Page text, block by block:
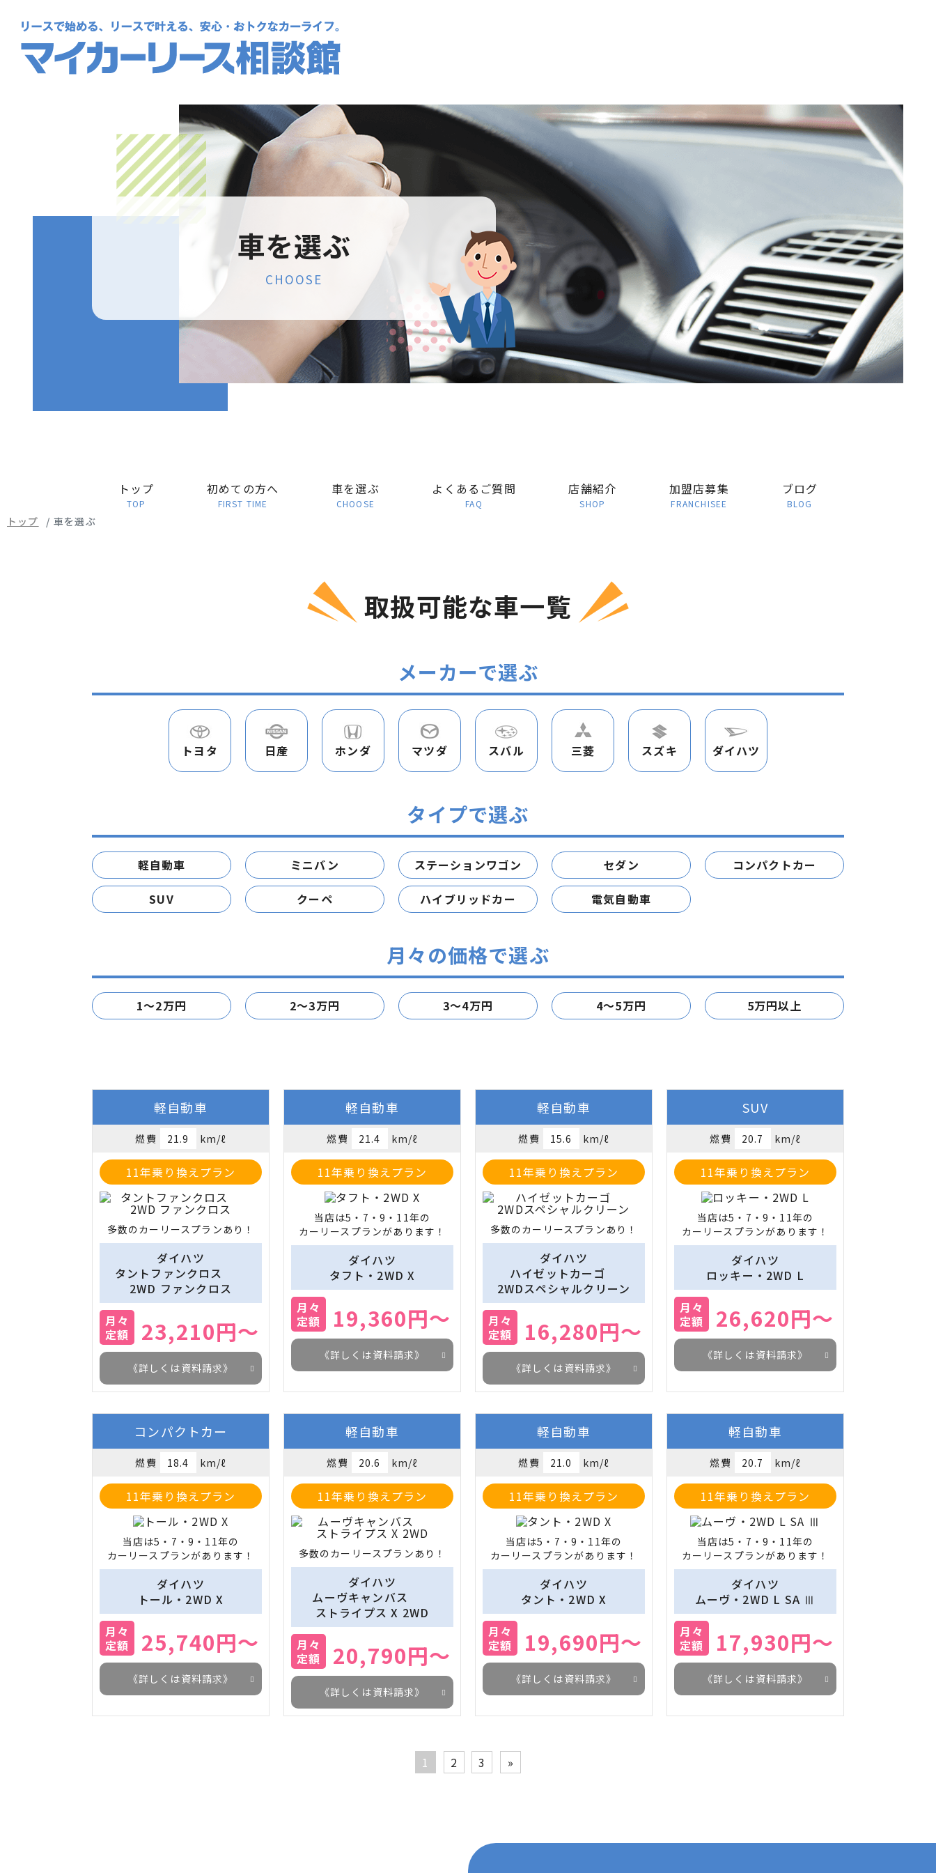
車を選ぶ
CHOOSE
トップ
TOP
初めての方へ
FIRST TIME
車を選ぶ
CHOOSE
よくあるご質問
FAQ
店舗紹介
SHOP
加盟店募集
FRANCHISEE
ブログ
BLOG
トップ 車を選ぶ
取扱可能な車一覧
メーカーで選ぶ
トヨタ 日産 ホンダ マツダ スバル 三菱 スズキ ダイハツ
タイプで選ぶ
軽自動車 ミニバン ステーションワゴン セダン コンパクトカー
SUV クーペ ハイブリッドカー 電気自動車
月々の価格で選ぶ
1～2万円 2～3万円 3～4万円 4～5万円 5万円以上
軽自動車
燃費 21.9 km/ℓ
11年乗り換えプラン
多数のカーリースプランあり！
ダイハツ
タントファンクロス
2WD ファンクロス
月々
定額
23,210円～
《詳しくは資料請求》
軽自動車
燃費 21.4 km/ℓ
11年乗り換えプラン
当店は5・7・9・11年の
カーリースプランがあります！
ダイハツ
タフト・2WD X
月々
定額
19,360円～
《詳しくは資料請求》
軽自動車
燃費 15.6 km/ℓ
11年乗り換えプラン
多数のカーリースプランあり！
ダイハツ
ハイゼットカーゴ
2WDスペシャルクリーン
月々
定額
16,280円～
《詳しくは資料請求》
SUV
燃費 20.7 km/ℓ
11年乗り換えプラン
当店は5・7・9・11年の
カーリースプランがあります！
ダイハツ
ロッキー・2WD L
月々
定額
26,620円～
《詳しくは資料請求》
コンパクトカー
燃費 18.4 km/ℓ
11年乗り換えプラン
当店は5・7・9・11年の
カーリースプランがあります！
ダイハツ
トール・2WD X
月々
定額
25,740円～
《詳しくは資料請求》
軽自動車
燃費 20.6 km/ℓ
11年乗り換えプラン
多数のカーリースプランあり！
ダイハツ
ムーヴキャンバス
ストライプス X 2WD
月々
定額
20,790円～
《詳しくは資料請求》
軽自動車
燃費 21.0 km/ℓ
11年乗り換えプラン
当店は5・7・9・11年の
カーリースプランがあります！
ダイハツ
タント・2WD X
月々
定額
19,690円～
《詳しくは資料請求》
軽自動車
燃費 20.7 km/ℓ
11年乗り換えプラン
当店は5・7・9・11年の
カーリースプランがあります！
ダイハツ
ムーヴ・2WD L SA Ⅲ
月々
定額
17,930円～
《詳しくは資料請求》
1 2 3 »